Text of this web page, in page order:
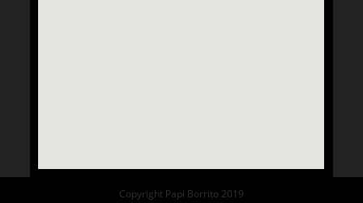
Copyright Papi Borrito 2019